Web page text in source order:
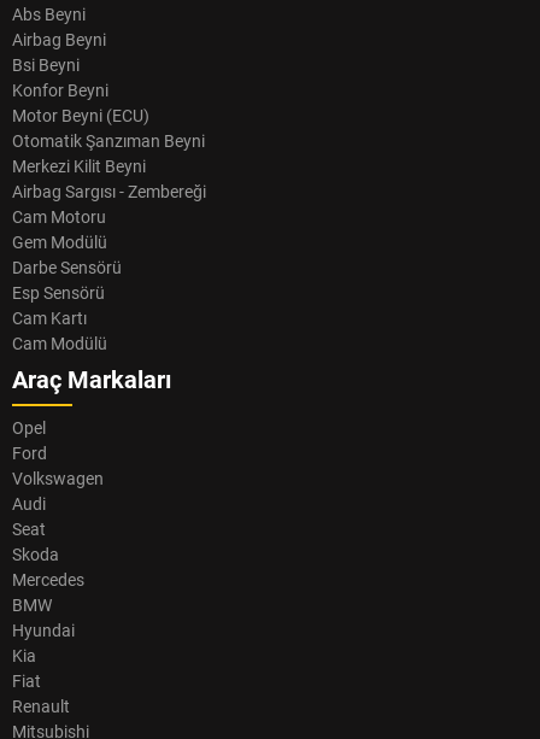
Abs Beyni
Airbag Beyni
Bsi Beyni
Konfor Beyni
Motor Beyni (ECU)
Otomatik Şanzıman Beyni
Merkezi Kilit Beyni
Airbag Sargısı - Zembereği
Cam Motoru
Gem Modülü
Darbe Sensörü
Esp Sensörü
Cam Kartı
Cam Modülü
Araç Markaları
Opel
Ford
Volkswagen
Audi
Seat
Skoda
Mercedes
BMW
Hyundai
Kia
Fiat
Renault
Mitsubishi